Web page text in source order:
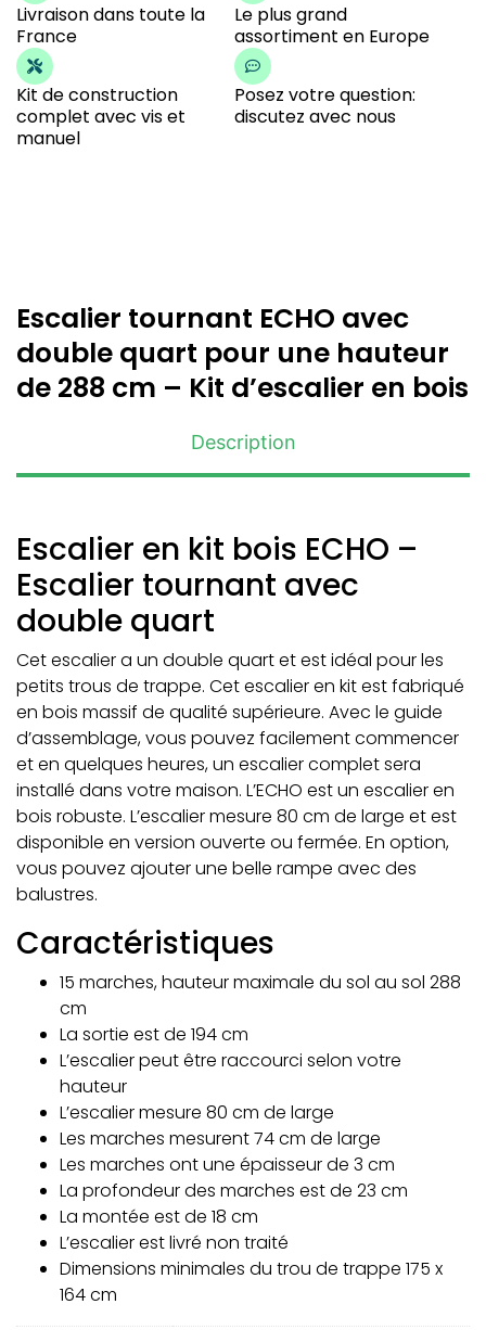
Livraison dans toute la
France
Le plus grand
assortiment en Europe
Kit de construction
complet avec vis et
manuel
Posez votre question:
discutez avec nous
Escalier tournant ECHO avec
double quart pour une hauteur
de 288 cm – Kit d’escalier en bois
Description
Escalier en kit bois ECHO –
Escalier tournant avec
double quart
Cet escalier a un double quart et est idéal pour les
petits trous de trappe. Cet escalier en kit est fabriqué
en bois massif de qualité supérieure. Avec le guide
d’assemblage, vous pouvez facilement commencer
et en quelques heures, un escalier complet sera
installé dans votre maison. L’ECHO est un escalier en
bois robuste. L’escalier mesure 80 cm de large et est
disponible en version ouverte ou fermée. En option,
vous pouvez ajouter une belle rampe avec des
balustres.
Caractéristiques
15 marches, hauteur maximale du sol au sol 288
cm
La sortie est de 194 cm
L’escalier peut être raccourci selon votre
hauteur
L’escalier mesure 80 cm de large
Les marches mesurent 74 cm de large
Les marches ont une épaisseur de 3 cm
La profondeur des marches est de 23 cm
La montée est de 18 cm
L’escalier est livré non traité
Dimensions minimales du trou de trappe 175 x
164 cm